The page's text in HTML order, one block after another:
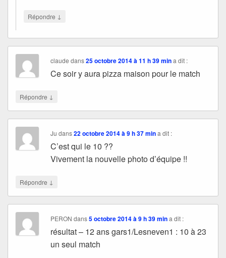
Répondre ↓
claude dans25 octobre 2014 à 11 h 39 min a dit :
Ce soir y aura pizza maison pour le match
Répondre ↓
Ju dans22 octobre 2014 à 9 h 37 min a dit :
C’est qui le 10 ??
Vivement la nouvelle photo d’équipe !!
Répondre ↓
PERON dans5 octobre 2014 à 9 h 39 min a dit :
résultat – 12 ans gars1/Lesneven1 : 10 à 23
un seul match